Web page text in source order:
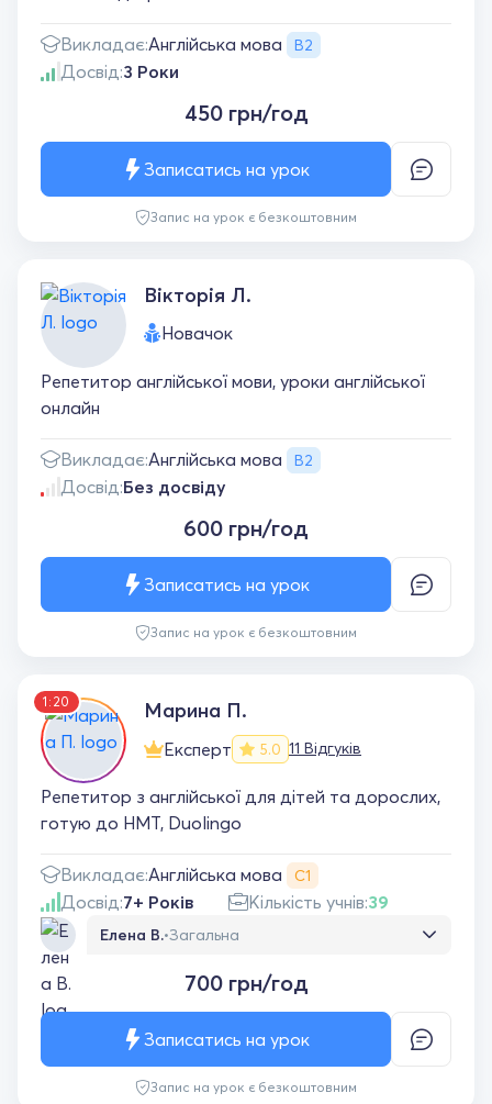
Викладає:Англійська мова B2
Досвід:3 Роки
450 грн/год
Запис на урок є безкоштовним
Записатись на урок
Вікторія Л.
Новачок
Репетитор англійської мови, уроки англійської
онлайн
Викладає:Англійська мова B2
Досвід:Без досвіду
600 грн/год
Запис на урок є безкоштовним
Записатись на урок
1:20 Марина П.
Експерт 5.0 11 Відгуків
Репетитор з англійської для дітей та дорослих,
готую до НМТ, Duolingo
Викладає:Англійська мова С1
Досвід:7+ Років Кількість учнів:39
Елена В.•Загальна
чудові уроки англійської мови. Заняття
атмосфері, матеріал пояснюється зрозуміло
й цікаво. Особливо подобається
індивідуальний підхід та підтримка під час
навчання. Завдяки урокам я стала більш
700 грн/год
Запис на урок є безкоштовним
Записатись на урок